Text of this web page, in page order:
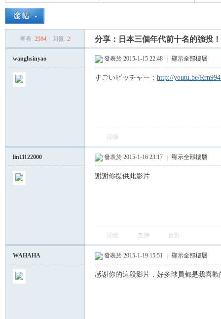
查看: 2984 回復: 2 分享：日本三個年代前十名的強投
wanghsinyao 發表於 2015-1-15 22:48 顯示全部樓層
すごいピッチャー： http://youtu.be/
回復
lin11122000 發表於 2015-1-16 23:17 顯示全部樓層
謝謝你提供此影片
回復 支持 反對
WAHAHA 發表於 2015-1-19 15:51 顯示全部樓層
感謝你的這段影片，好多球員都是我喜歡